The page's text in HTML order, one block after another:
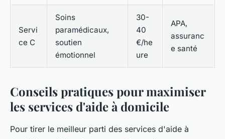
Servi
ce C
Soins
paramédicaux,
soutien
émotionnel
30-
40
€/he
ure
APA,
assuranc
e santé
Conseils pratiques pour maximiser
les services d'aide à domicile
Pour tirer le meilleur parti des services d'aide à